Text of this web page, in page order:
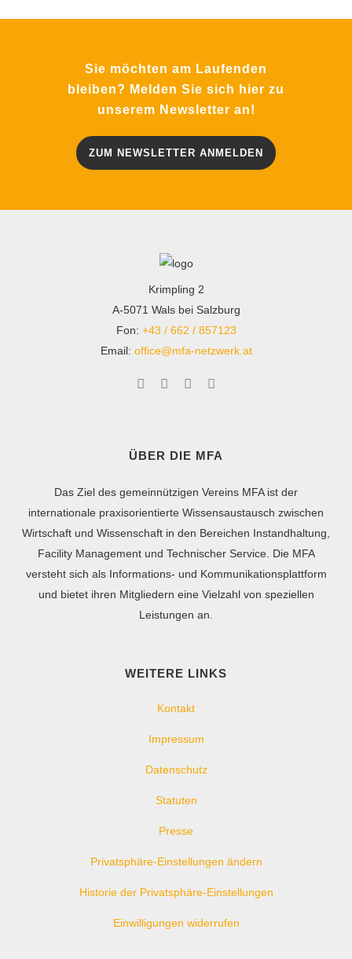
Sie möchten am Laufenden
bleiben? Melden Sie sich hier zu
unserem Newsletter an!
ZUM NEWSLETTER ANMELDEN
Krimpling 2
A-5071 Wals bei Salzburg
Fon: +43 / 662 / 857123
Email: office@mfa-netzwerk.at
ÜBER DIE MFA
Das Ziel des gemeinnützigen Vereins MFA ist der
internationale praxisorientierte Wissensaustausch zwischen
Wirtschaft und Wissenschaft in den Bereichen Instandhaltung,
Facility Management und Technischer Service. Die MFA
versteht sich als Informations- und Kommunikationsplattform
und bietet ihren Mitgliedern eine Vielzahl von speziellen
Leistungen an.
WEITERE LINKS
Kontakt
Impressum
Datenschutz
Statuten
Presse
Privatsphäre-Einstellungen ändern
Historie der Privatsphäre-Einstellungen
Einwilligungen widerrufen